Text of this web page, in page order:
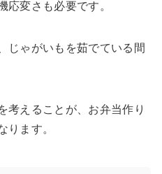
応変さも必要です。
じゃがいもを茹でている間
考えることが、お弁当作り
ります。